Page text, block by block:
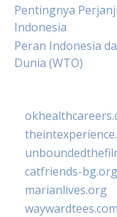
Pentingnya
Indonesia
Peran Indonesia
Dunia (WTO)
catfriends-bg.org
marianlives.org
waywardtees.com